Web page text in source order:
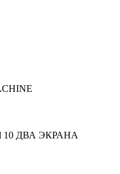
10 ДВА ЭКРАНА